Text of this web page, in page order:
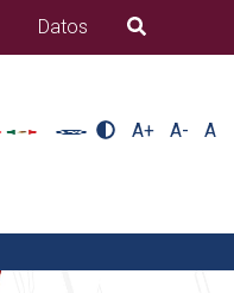
Datos B�squeda
A+ A- A